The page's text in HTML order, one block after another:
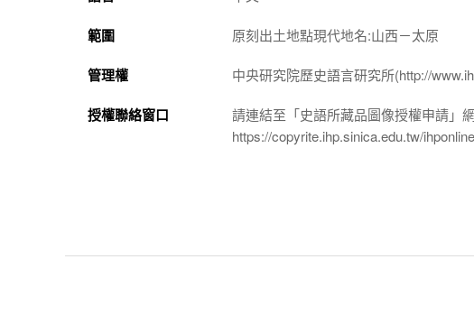
範圍 原刻出土地點現代地名:山西－太原
管理權 中央研究院歷史語言研究所(http://
授權聯絡窗口
請連結至「史語所藏品圖像授權申請」
https://copyrite.ihp.sinica.edu.tw/